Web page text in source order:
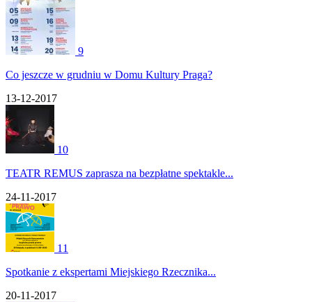
9
Co jeszcze w grudniu w Domu Kultury Praga?
13-12-2017
10
TEATR REMUS zaprasza na bezpłatne spektakle...
24-11-2017
11
Spotkanie z ekspertami Miejskiego Rzecznika...
20-11-2017